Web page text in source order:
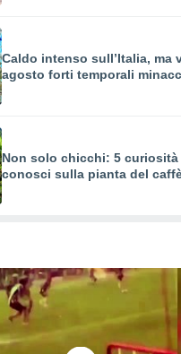
Caldo intenso sull’Italia, ma
agosto forti temporali
Non solo chicchi: 5
conosci sulla pianta del